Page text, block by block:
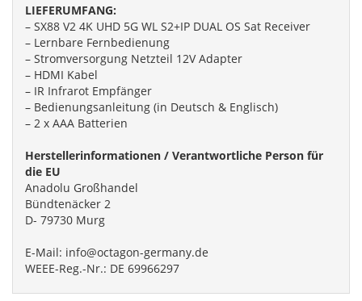
LIEFERUMFANG:
– SX88 V2 4K UHD 5G WL S2+IP DUAL OS Sat Receiver
– Lernbare Fernbedienung
– Stromversorgung Netzteil 12V Adapter
– HDMI Kabel
– IR Infrarot Empfänger
– Bedienungsanleitung (in Deutsch & Englisch)
– 2 x AAA Batterien
Herstellerinformationen / Verantwortliche Person für
die EU
Anadolu Großhandel
Bündtenäcker 2
D- 79730 Murg
E-Mail: info@octagon-germany.de
WEEE-Reg.-Nr.: DE 69966297